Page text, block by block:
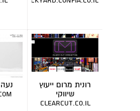
רונית מרום ייעוץ
שיווקי
clearcut.co.il